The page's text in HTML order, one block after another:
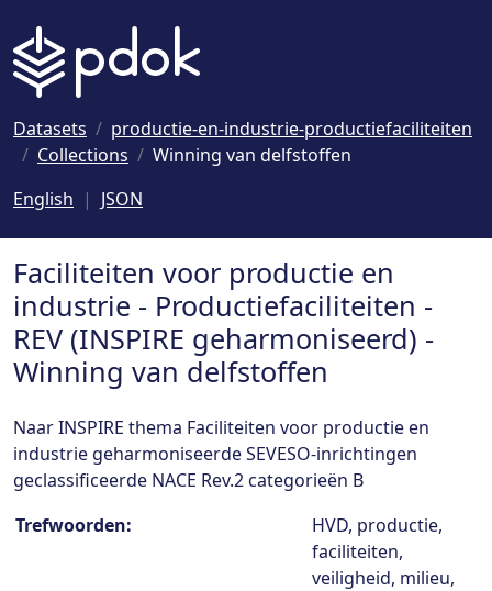
Datasets
productie-en-industrie-productiefaciliteiten
Collections
Winning van delfstoffen
English
JSON
Faciliteiten voor productie en
industrie - Productiefaciliteiten -
REV (INSPIRE geharmoniseerd) -
Winning van delfstoffen
Naar INSPIRE thema Faciliteiten voor productie en
industrie geharmoniseerde SEVESO-inrichtingen
geclassificeerde NACE Rev.2 categorieën B
Collection details
Trefwoorden:
HVD, productie,
faciliteiten,
veiligheid, milieu,